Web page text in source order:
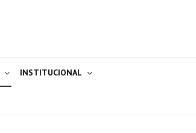
INSTITUCIONAL